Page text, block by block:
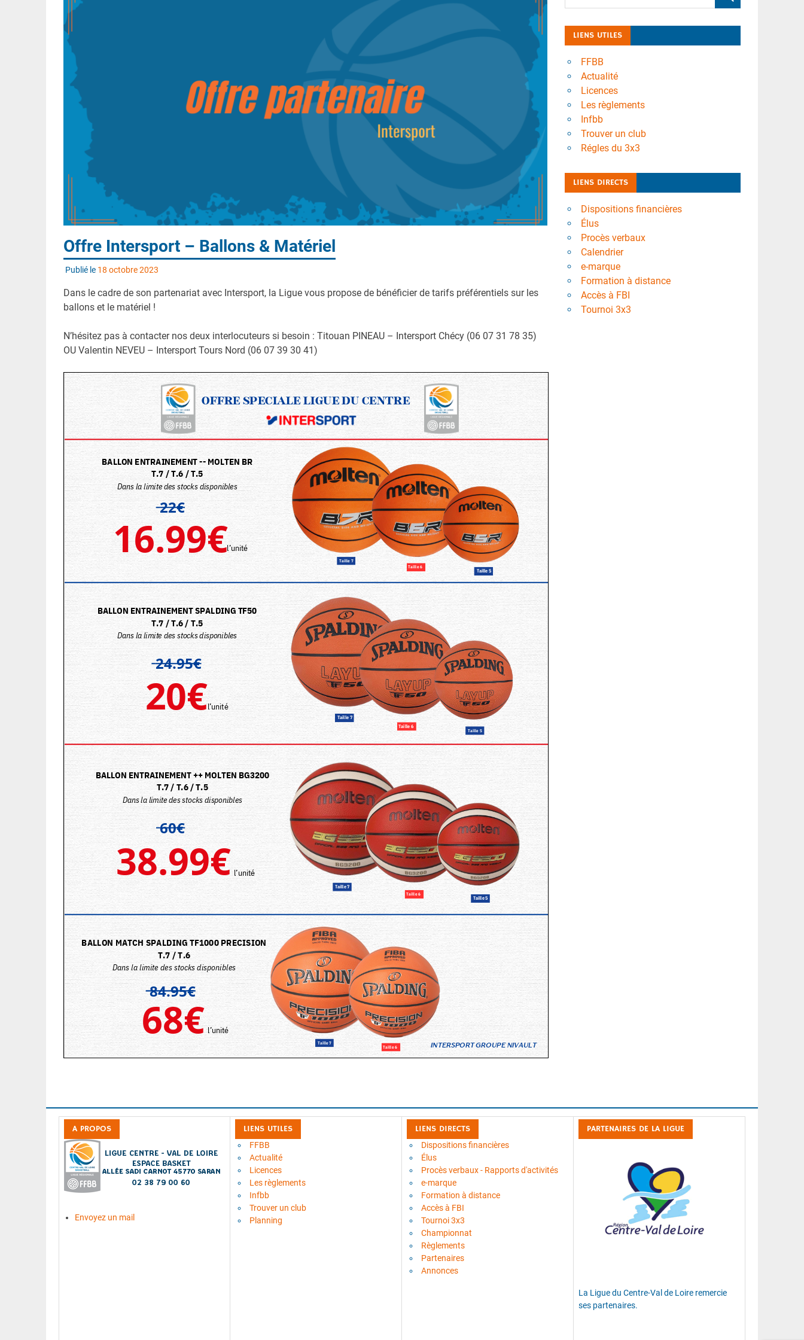
Offre Intersport – Ballons & Matériel
Publié le 18 octobre 2023
Dans le cadre de son partenariat avec Intersport, la Ligue vous propose de bénéficier de tarifs préférentiels sur les
ballons et le matériel !
N’hésitez pas à contacter nos deux interlocuteurs si besoin : Titouan PINEAU – Intersport Chécy (06 07 31 78 35)
OU Valentin NEVEU – Intersport Tours Nord (06 07 39 30 41)
LIENS UTILES
FFBB
Actualité
Licences
Les règlements
Infbb
Trouver un club
Régles du 3x3
LIENS DIRECTS
Dispositions financières
Élus
Procès verbaux
Calendrier
e-marque
Formation à distance
Accès à FBI
Tournoi 3x3
A PROPOS
Envoyez un mail
LIENS UTILES
FFBB
Actualité
Licences
Les règlements
Infbb
Trouver un club
Planning
LIENS DIRECTS
Dispositions financières
Élus
Procès verbaux - Rapports d'activités
e-marque
Formation à distance
Accès à FBI
Tournoi 3x3
Championnat
Règlements
Partenaires
Annonces
PARTENAIRES DE LA LIGUE
La Ligue du Centre-Val de Loire remercie
ses partenaires.